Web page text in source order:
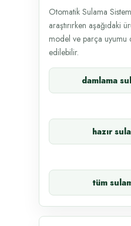
Otomatik Sulama
araştırırken aşağıdaki
model ve parça uyumu
edilebilir.
damlama
hazır
tüm